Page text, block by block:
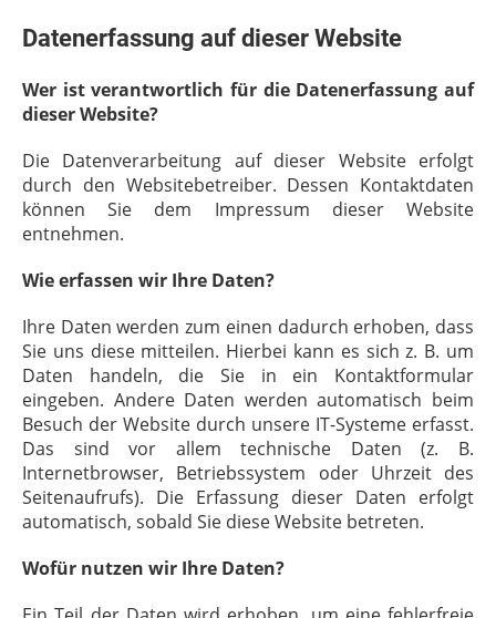
Datenerfassung auf dieser Website
Wer ist verantwortlich für die Datenerfassung auf
dieser Website?
Die Datenverarbeitung auf dieser Website erfolgt
durch den Websitebetreiber. Dessen Kontaktdaten
können Sie dem Impressum dieser Website
entnehmen.
Wie erfassen wir Ihre Daten?
Ihre Daten werden zum einen dadurch erhoben, dass
Sie uns diese mitteilen. Hierbei kann es sich z. B. um
Daten handeln, die Sie in ein Kontaktformular
eingeben. Andere Daten werden automatisch beim
Besuch der Website durch unsere IT-Systeme erfasst.
Das sind vor allem technische Daten (z. B.
Internetbrowser, Betriebssystem oder Uhrzeit des
Seitenaufrufs). Die Erfassung dieser Daten erfolgt
automatisch, sobald Sie diese Website betreten.
Wofür nutzen wir Ihre Daten?